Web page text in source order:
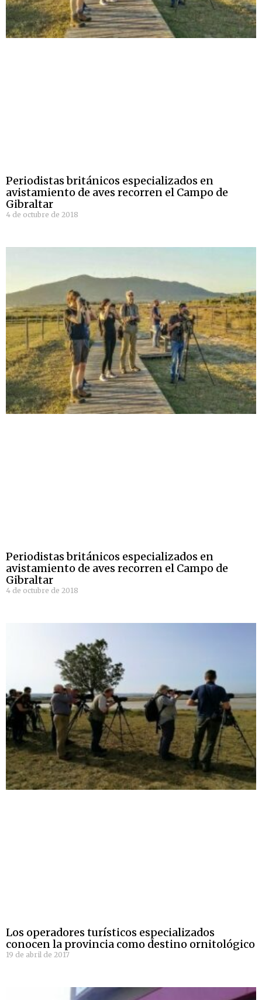
Periodistas británicos especializados en
avistamiento de aves recorren el Campo de
Gibraltar
4 de octubre de 2018
Periodistas británicos especializados en
avistamiento de aves recorren el Campo de
Gibraltar
4 de octubre de 2018
Los operadores turísticos especializados
conocen la provincia como destino ornitológico
19 de abril de 2017